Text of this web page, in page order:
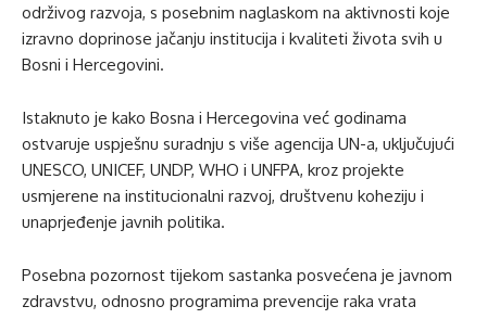
održivog razvoja, s posebnim naglaskom na aktivnosti koje
izravno doprinose jačanju institucija i kvaliteti života svih u
Bosni i Hercegovini.
Istaknuto je kako Bosna i Hercegovina već godinama
ostvaruje uspješnu suradnju s više agencija UN-a, uključujući
UNESCO, UNICEF, UNDP, WHO i UNFPA, kroz projekte
usmjerene na institucionalni razvoj, društvenu koheziju i
unaprjeđenje javnih politika.
Posebna pozornost tijekom sastanka posvećena je javnom
zdravstvu, odnosno programima prevencije raka vrata